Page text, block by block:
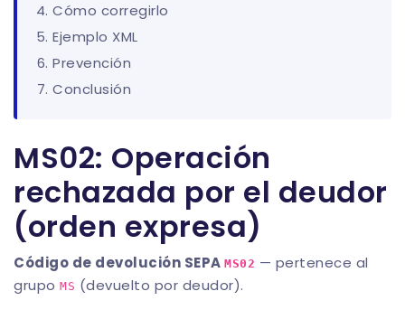
Cómo corregirlo
Ejemplo XML
Prevención
Conclusión
MS02: Operación
rechazada por el deudor
(orden expresa)
Código de devolución SEPA MS02 — pertenece al
grupo MS (devuelto por deudor).